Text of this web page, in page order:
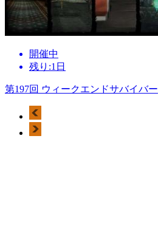
開催中
残り:1日
第197回 ウィークエンドサバイバー